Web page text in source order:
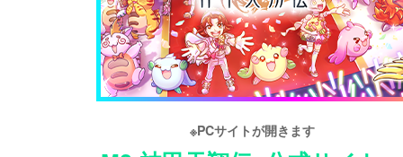
※PCサイトが開きます